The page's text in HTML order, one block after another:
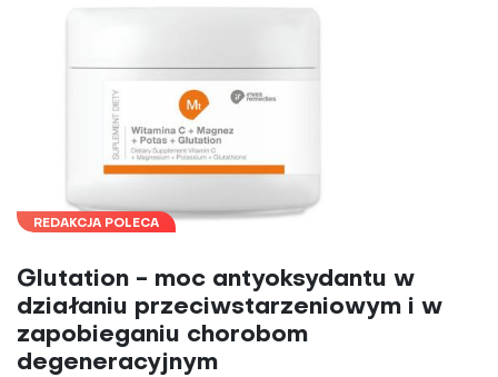
REDAKCJA POLECA
Glutation - moc antyoksydantu w
działaniu przeciwstarzeniowym i w
zapobieganiu chorobom
degeneracyjnym